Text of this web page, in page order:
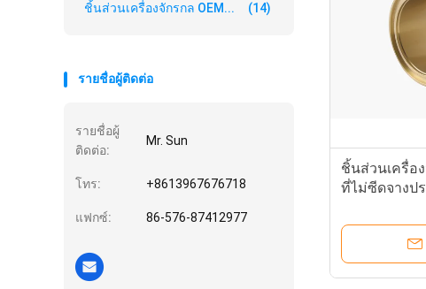
ชิ้นส่วนเครื่องจักรกล OEM... (14)
รายชื่อผู้ติดต่อ
รายชื่อผู้
ติดต่อ:
Mr. Sun
โทร: +8613967676718
แฟกซ์: 86-576-87412977
ชิ้นส่วนเครื่อ
ที่ไม่ซีดจางป